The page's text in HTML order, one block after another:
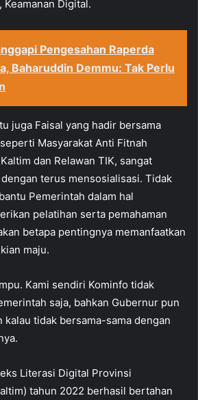
Digital.
Pengesahan Raperda
Baharuddin Demmu: Tak Perlu
juga Faisal yang hadir bersama
Masyarakat Anti Fitnah
dan Relawan TIK, sangat
terus mensosialisasi. Tidak
Pemerintah dalam hal
pelatihan serta pemahaman
betapa pentingnya memanfaatkan
maju.
Kami sendiri Kominfo tidak
saja, bahkan Gubernur pun
kalau tidak bersama-sama dengan
Literasi Digital Provinsi
tahun 2022 berhasil bertahan